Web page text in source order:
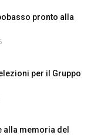
pronto alla
per il Gruppo
alla memoria del